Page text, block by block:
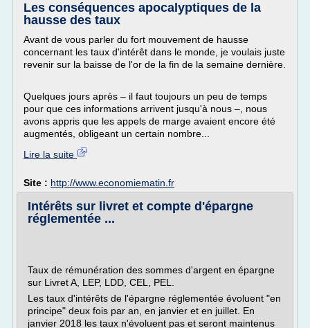
Les conséquences apocalyptiques de la
hausse des taux
Avant de vous parler du fort mouvement de hausse
concernant les taux d'intérêt dans le monde, je voulais juste
revenir sur la baisse de l'or de la fin de la semaine dernière.
Quelques jours après – il faut toujours un peu de temps
pour que ces informations arrivent jusqu'à nous –, nous
avons appris que les appels de marge avaient encore été
augmentés, obligeant un certain nombre...
Lire la suite
Site : http://www.economiematin.fr
Intérêts sur livret et compte d'épargne
réglementée ...
Taux de rémunération des sommes d'argent en épargne
sur Livret A, LEP, LDD, CEL, PEL.
Les taux d'intérêts de l'épargne réglementée évoluent "en
principe" deux fois par an, en janvier et en juillet. En
janvier 2018 les taux n'évoluent pas et seront maintenus